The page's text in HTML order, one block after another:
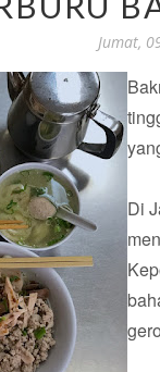
Jumat,
Di